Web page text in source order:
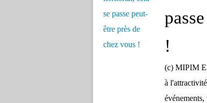
!
(c) MIPIM
à